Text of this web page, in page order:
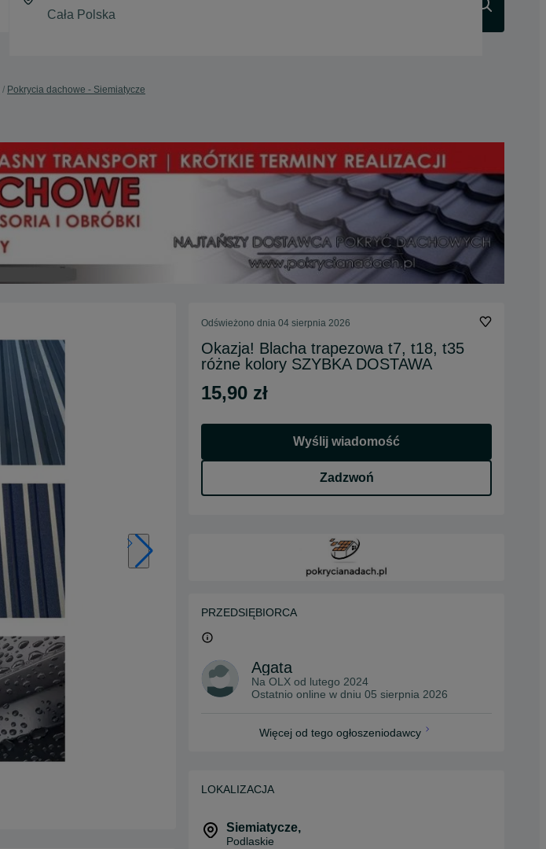
Pokrycia dachowe - Siemiatycze
Odświeżono dnia 04 sierpnia 2026
Okazja! Blacha trapezowa t7, t18, t35
różne kolory SZYBKA DOSTAWA
15,90 zł
Wyślij wiadomość
Zadzwoń
PRZEDSIĘBIORCA
Agata
Na OLX od lutego 2024
Ostatnio online w dniu 05 sierpnia 2026
Więcej od tego ogłoszeniodawcy
LOKALIZACJA
Siemiatycze,
Podlaskie